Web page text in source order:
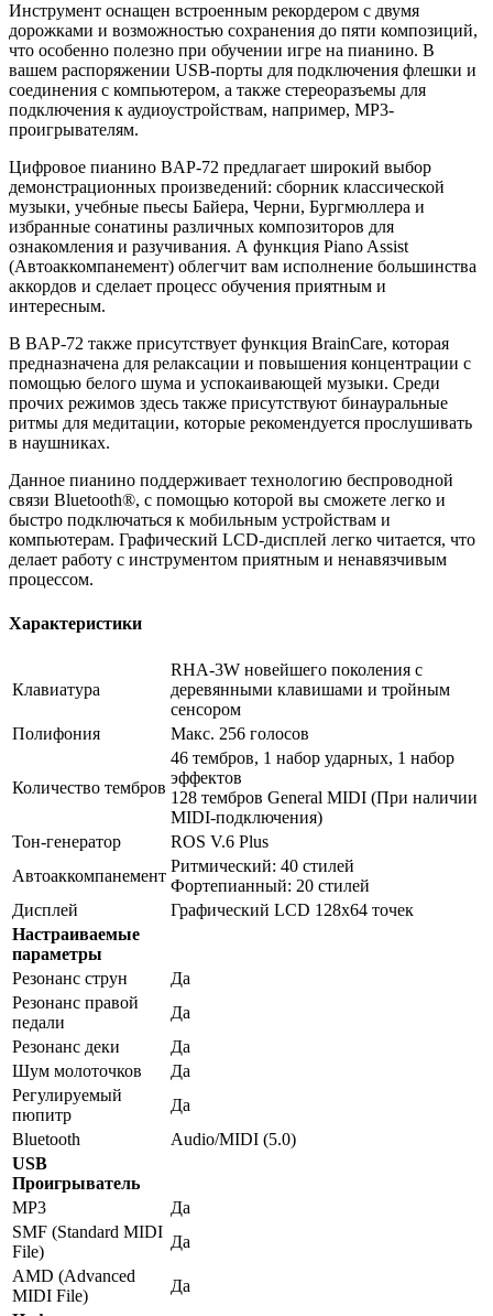
Инструмент оснащен встроенным рекордером с двумя
дорожками и возможностью сохранения до пяти композиций,
что особенно полезно при обучении игре на пианино. В
вашем распоряжении USB-порты для подключения флешки и
соединения с компьютером, а также стереоразъемы для
подключения к аудиоустройствам, например, MP3-
проигрывателям.
Цифровое пианино BAP-72 предлагает широкий выбор
демонстрационных произведений: сборник классической
музыки, учебные пьесы Байера, Черни, Бургмюллера и
избранные сонатины различных композиторов для
ознакомления и разучивания. А функция Piano Assist
(Автоаккомпанемент) облегчит вам исполнение большинства
аккордов и сделает процесс обучения приятным и
интересным.
В BAP-72 также присутствует функция BrainCare, которая
предназначена для релаксации и повышения концентрации с
помощью белого шума и успокаивающей музыки. Среди
прочих режимов здесь также присутствуют бинауральные
ритмы для медитации, которые рекомендуется прослушивать
в наушниках.
Данное пианино поддерживает технологию беспроводной
связи Bluetooth®, с помощью которой вы сможете легко и
быстро подключаться к мобильным устройствам и
компьютерам. Графический LCD-дисплей легко читается, что
делает работу с инструментом приятным и ненавязчивым
процессом.
Характеристики
Клавиатура
RHA-3W новейшего поколения с
деревянными клавишами и тройным
сенсором
Полифония
Макс. 256 голосов
Количество тембров
46 тембров, 1 набор ударных, 1 набор
эффектов
128 тембров General MIDI (При наличии
MIDI-подключения)
Тон-генератор
ROS V.6 Plus
Автоаккомпанемент
Ритмический: 40 стилей
Фортепианный: 20 стилей
Дисплей
Графический LCD 128x64 точек
Настраиваемые
параметры
Резонанс струн
Да
Резонанс правой
педали
Да
Резонанс деки
Да
Шум молоточков
Да
Регулируемый
пюпитр
Да
Bluetooth
Audio/MIDI (5.0)
USB
Проигрыватель
MP3
Да
SMF (Standard MIDI
File)
Да
AMD (Advanced
MIDI File)
Да